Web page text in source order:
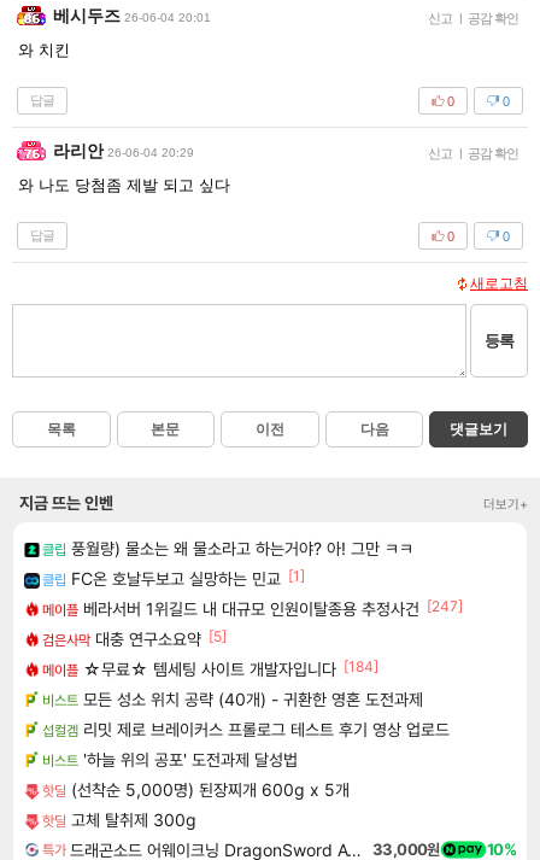
베시두즈 26-06-04 20:01 신고 | 공감 확인
와 치킨
답글 0
0
라리안 26-06-04 20:29 신고 | 공감 확인
와 나도 당첨좀 제발 되고 싶다
답글 0
0
새로고침
등록
목록 본문 이전 다음 댓글보기
지금 뜨는 인벤 더보기+
클립 풍월량) 물소는 왜 물소라고 하는거야? 아! 그만 ㅋㅋ
클립 FC온 호날두보고 실망하는 민교 [1]
메이플 베라서버 1위길드 내 대규모 인원이탈종용 추정사건 [247]
검은사막 대충 연구소요약 [5]
메이플 ☆무료☆ 템세팅 사이트 개발자입니다 [184]
비스트 모든 성소 위치 공략 (40개) - 귀환한 영혼 도전과제
섭컬겜 리밋 제로 브레이커스 프롤로그 테스트 후기 영상 업로드
비스트 '하늘 위의 공포' 도전과제 달성법
핫딜 (선착순 5,000명) 된장찌개 600g x 5개
핫딜 고체 탈취제 300g
특가 드래곤소드 어웨이크닝 DragonSword Awakening 33,000원 10%